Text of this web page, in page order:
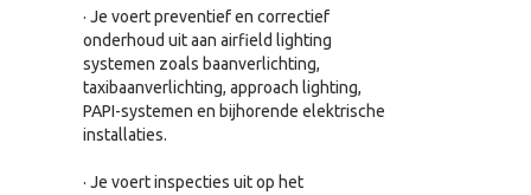
· Je voert preventief en correctief
onderhoud uit aan airfield lighting
systemen zoals baanverlichting,
taxibaanverlichting, approach lighting,
PAPI-systemen en bijhorende elektrische
installaties.
· Je voert inspecties uit op het